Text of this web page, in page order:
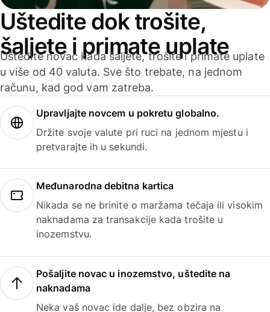
Uštedite dok trošite,
šaljete i primate uplate
Uštedite novac kada šaljete, trošite i primate uplate
u više od 40 valuta. Sve što trebate, na jednom
računu, kad god vam zatreba.
Upravljajte novcem u pokretu globalno.
Držite svoje valute pri ruci na jednom mjestu i
pretvarajte ih u sekundi.
Međunarodna debitna kartica
Nikada se ne brinite o maržama tečaja ili visokim
naknadama za transakcije kada trošite u
inozemstvu.
Pošaljite novac u inozemstvo, uštedite na
naknadama
Neka vaš novac ide dalje, bez obzira na